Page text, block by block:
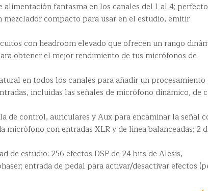
alimentación fantasma en los canales del 1 al 4; perfecto
mezclador compacto para usar en el estudio, emitir
con headroom elevado que ofrecen un rango
obtener el mejor rendimiento de tus micrófonos de
en todos los canales para añadir un procesamiento
incluidas las señales de micrófono dinámico, de
de control, auriculares y Aux para encaminar la señal
micrófono con entradas XLR y de línea balanceadas; 2
de estudio: 256 efectos DSP de 24 bits de Alesis,
entrada de pedal para activar/desactivar efectos